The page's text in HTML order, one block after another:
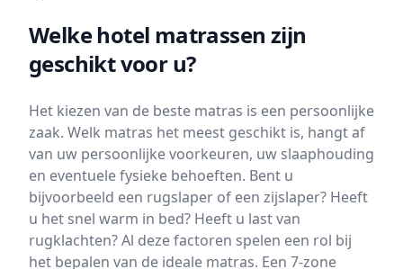
Welke hotel matrassen zijn
geschikt voor u?
Het kiezen van de beste matras is een persoonlijke
zaak. Welk matras het meest geschikt is, hangt af
van uw persoonlijke voorkeuren, uw slaaphouding
en eventuele fysieke behoeften. Bent u
bijvoorbeeld een rugslaper of een zijslaper? Heeft
u het snel warm in bed? Heeft u last van
rugklachten? Al deze factoren spelen een rol bij
het bepalen van de ideale matras. Een 7-zone